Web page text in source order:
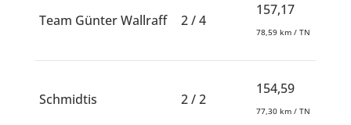
Team Günter Wallraff 2 / 4
157,17
78,59 km / TN
Schmidtis 2 / 2
154,59
77,30 km / TN